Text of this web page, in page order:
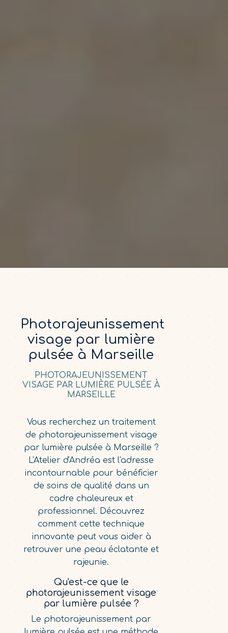
Photorajeunissement
visage par lumière
pulsée à Marseille
PHOTORAJEUNISSEMENT
VISAGE PAR LUMIÈRE PULSÉE À
MARSEILLE
Vous recherchez un traitement
de photorajeunissement visage
par lumière pulsée à Marseille ?
L'Atelier d'Andréa est l'adresse
incontournable pour bénéficier
de soins de qualité dans un
cadre chaleureux et
professionnel. Découvrez
comment cette technique
innovante peut vous aider à
retrouver une peau éclatante et
rajeunie.
Qu'est-ce que le
photorajeunissement visage
par lumière pulsée ?
Le photorajeunissement par